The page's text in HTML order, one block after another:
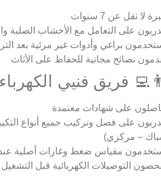
لا تقل عن 7 سنوات
على التعامل مع الأخشاب الصلبة
براغي وأدوات غير مرئية بعد
نصائح مجانية للحفاظ على الأثاث
فريق فنيي الكهرباء
على شهادات معتمدة
على فصل وتركيب جميع أنواع
– مركزي)
مقياس ضغط وغازات أصلية عند
التوصيلات الكهربائية قبل التشغيل